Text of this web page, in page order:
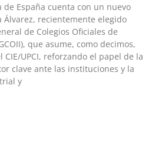
de España cuenta con un nuevo
recientemente elegido
de Colegios Oficiales de
que asume, como decimos,
UPCI, reforzando el papel de la
clave ante las instituciones y la
y